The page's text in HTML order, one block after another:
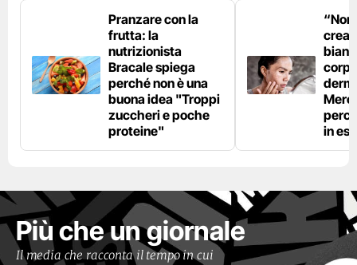
Pranzare con la
frutta: la
nutrizionista
Bracale spiega
perché non è una
buona idea "Troppi
zuccheri e poche
proteine"
“Non
in
Più che un giornale
Il media che racconta il tempo in cui